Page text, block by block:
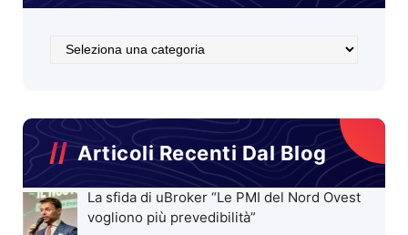
Categoria
Articoli Recenti Dal Blog
La sfida di uBroker “Le PMI del Nord Ovest
vogliono più prevedibilità”